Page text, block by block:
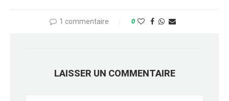
1 commentaire 0
LAISSER UN COMMENTAIRE